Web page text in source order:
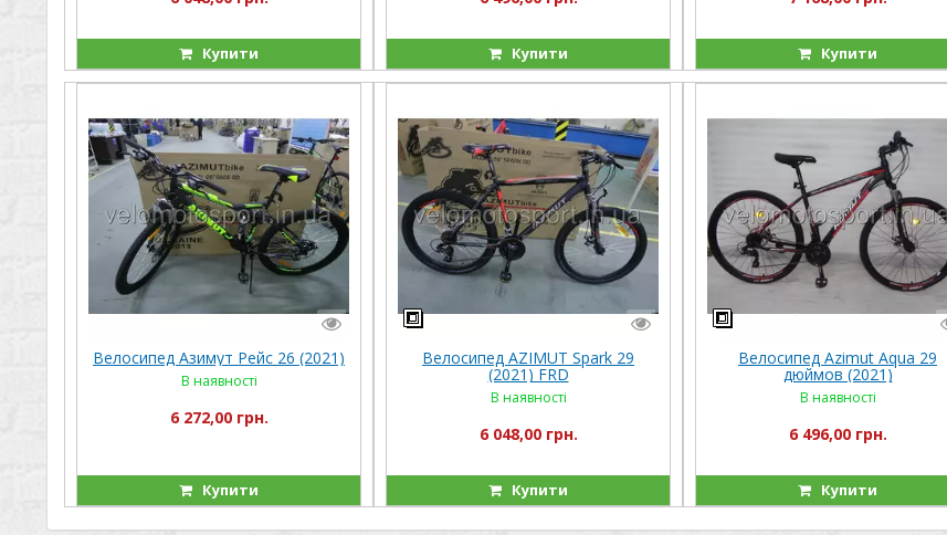
Купити Купити Купити
Велосипед Азимут Рейс 26 (2021)
В наявності
6 272,00 грн.
Купити
Велосипед AZIMUT Spark 29
(2021) FRD
В наявності
6 048,00 грн.
Купити
Велосипед Azimut Aqua 29
дюймов (2021)
В наявності
6 496,00 грн.
Купити